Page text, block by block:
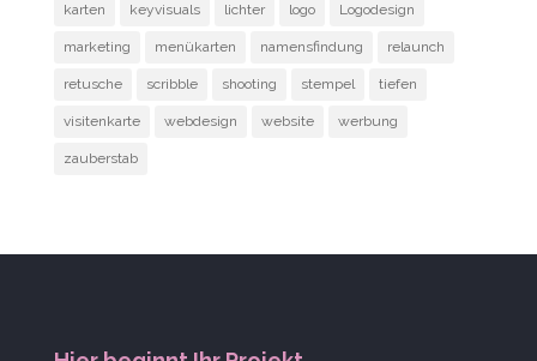
karten keyvisuals lichter logo Logodesign
marketing menükarten namensfindung relaunch
retusche scribble shooting stempel tiefen
visitenkarte webdesign website werbung
zauberstab